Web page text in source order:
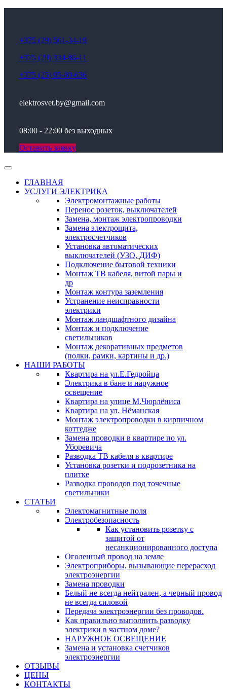
+375 (29) 561-34-19
+375 (29) 334-86-11
+375 (25) 95-80-636
elektrosvet.by@gmail.com
08:00 - 22:00 без выходных
Оставить заявку
ГЛАВНАЯ
УСЛУГИ ЭЛЕКТРИКА
Электромонтажные работы
Перенос розеток, выключателей
Замена, монтаж электропроводки
Замена электрощита,
электросчетчиков
Установка автоматических
выключателей (УЗО, ДИФ)
Подключение бытовой техники
Монтаж ТВ кабеля, витой пары и
др
Монтаж контура заземления
Устранение неисправности
электрики
Монтаж ландшафтного дизайна
Монтаж и подключение
светильников
Монтаж декоративных предметов
(полки, рамки, картины и др.)
НАШИ РАБОТЫ
Квартира на ул.Е.Гедройца
Электрика в бане и наружное
освещение
Квартира на улице М.Чюрлёниса
Квартира на ул. Нёманская
Монтаж электропроводки в кирпичном
коттедже
Замена проводки в квартире по ул.
Уборевича
Разводка ТВ кабеля в квартире
Установка розетки и подрозетника на
плитке
Разводка проводов под точечные
светильники
СТАТЬИ
Электомагнитные поля
Электробезопасность
Как установить розетку с
защитой от
несанкционированного доступа
Оголенный провод на земле
Электроприборы, вызывающие перерасход
электроэнергии
Замена проводки
Белый не всегда нейтрален, а черный провод
не всегда силовой
Передача электроэнергии без проводов.
Как правильно выполнить разводку
электрики в частном доме?
НАРУЖНОЕ ОСВЕЩЕНИЕ
Замена и установка счетчиков
электроэнергии
ОТЗЫВЫ
ЦЕНЫ
КОНТАКТЫ